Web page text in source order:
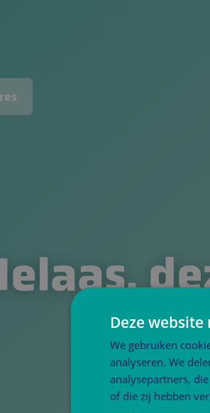
Deze
We gebruiken
analyseren. We
analysepartners,
of die zij hebben